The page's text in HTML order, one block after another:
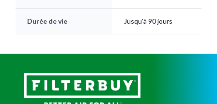
Durée de vie Jusqu'à 90 jours